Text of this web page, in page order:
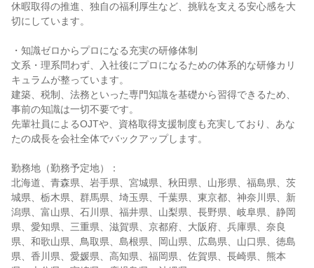
休暇取得の推進、独自の福利厚生など、挑戦を支える安心感を大
切にしています。
・知識ゼロからプロになる充実の研修体制
文系・理系問わず、入社後にプロになるための体系的な研修カリ
キュラムが整っています。
建築、税制、法務といった専門知識を基礎から習得できるため、
事前の知識は一切不要です。
先輩社員によるOJTや、資格取得支援制度も充実しており、あな
たの成長を会社全体でバックアップします。
勤務地（勤務予定地）：
北海道、青森県、岩手県、宮城県、秋田県、山形県、福島県、茨
城県、栃木県、群馬県、埼玉県、千葉県、東京都、神奈川県、新
潟県、富山県、石川県、福井県、山梨県、長野県、岐阜県、静岡
県、愛知県、三重県、滋賀県、京都府、大阪府、兵庫県、奈良
県、和歌山県、鳥取県、島根県、岡山県、広島県、山口県、徳島
県、香川県、愛媛県、高知県、福岡県、佐賀県、長崎県、熊本